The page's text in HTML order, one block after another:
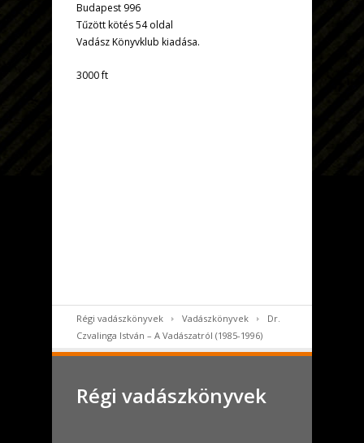
Budapest 996
Tűzött kötés 54 oldal
Vadász Könyvklub kiadása.
3000 ft
Régi vadászkönyvek Vadászkönyvek
Dr.
Czvalinga István – A Vadászatról (1985-1996)
Régi vadászkönyvek